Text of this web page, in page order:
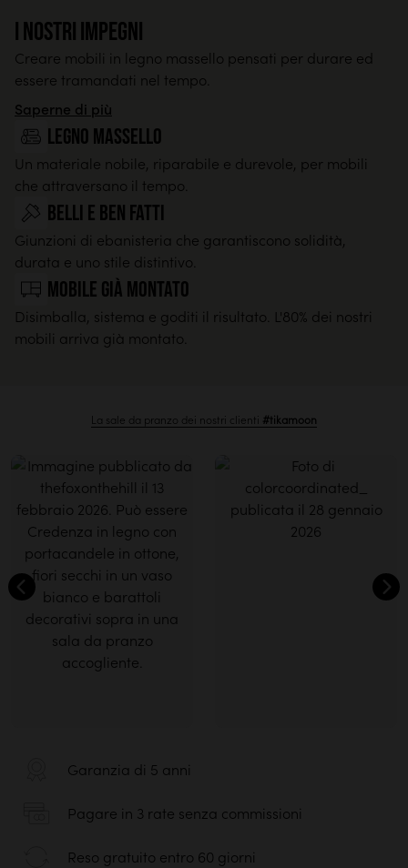
I nostri impegni
Creare mobili in legno massello pensati per durare ed
essere tramandati nel tempo.
Saperne di più
legno massello
Un materiale nobile, riparabile e durevole, per mobili
che attraversano il tempo.
Belli e ben fatti
Giunzioni di ebanisteria che garantiscono solidità,
durata e uno stile distintivo.
Mobile già montato
Disimballa, sistema e goditi il risultato. L'80% dei nostri
mobili arriva già montato.
La sale da pranzo dei nostri clienti #tikamoon
Garanzia di 5 anni
Pagare in 3 rate senza commissioni
Reso gratuito entro 60 giorni